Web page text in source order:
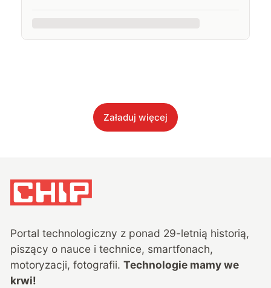
Załaduj więcej
Portal technologiczny z ponad 29-letnią historią,
piszący o nauce i technice, smartfonach,
motoryzacji, fotografii. Technologie mamy we
krwi!